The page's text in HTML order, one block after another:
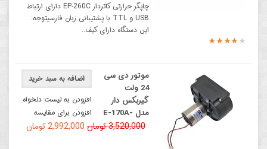
چاپگر حرارتی کاتردار EP-260C دارای ارتباط
USB و TTL با پشتیبانی زبان فارسیتوجه:
این دستگاه دارای کیف..
اضافه به سبد خرید
افزودن به لیست دلخواه
افزودن برای مقایسه
3,520,000 تومان 2,992,000 تومان
موتور دی سی
24 ولت
گیربکس دار
مدل E-170A-